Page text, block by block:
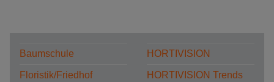
Baumschule
Floristik/Friedhof
HORTIVISION
HORTIVISION Trends